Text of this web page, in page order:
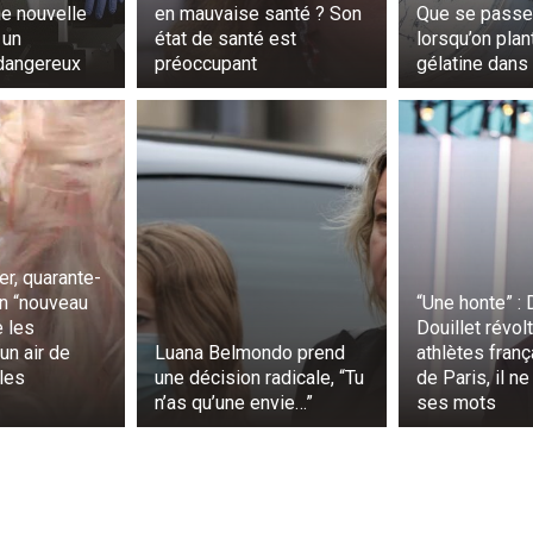
micronutriments varient considérablement entre le
sauvage contiennent cinq fois plus de calcium
la quantité d’iode est quatre fois plus élevée,
vitamine B12 et de vitamine A est 1,5 fois plus
D étaient similaires, les niveaux de zinc et de
étude, les chercheurs ont constaté que les poissons
les maquereaux, avaient des rendements plus élevés
que le saumon d’élevage.
nouvelle
en mauvaise santé ? Son
état de santé est
préoccupant
Que se
lorsqu’on
gélatine dans
quarante-
“nouveau
les
air de
Luana Belmondo prend
une décision radicale, “Tu
n’as qu’une envie…”
“Une honte” :
Douillet
athlètes
de Paris, il
ses mots